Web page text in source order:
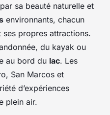
sa beauté naturelle et
environnants, chacun
propres attractions.
du kayak ou
au bord du lac. Les
San Marcos et
d’expériences
plein air.